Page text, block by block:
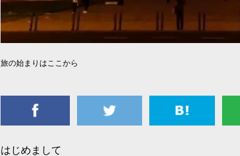
旅の始まりはここから
はじめまして